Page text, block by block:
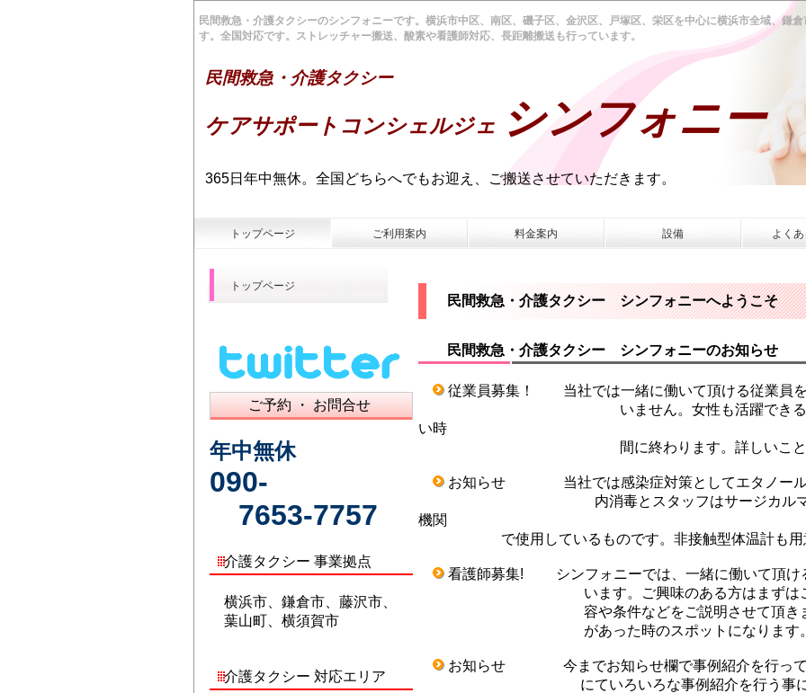
民間救急・介護タクシーのシンフォニーです。横浜市中区、南区、磯子区、金沢区、戸塚区、栄区を中心に横浜市全域、鎌
す。全国対応です。ストレッチャー搬送、酸素や看護師対応、長距離搬送も行っています。
民間救急・介護タクシー
ケアサポートコンシェルジェ シンフォニー
365日年中無休。全国どちらへでもお迎え、ご搬送させていただきます。
トップページ ご利用案内 料金案内 設備 よく
民間救急・介護タクシー シンフォニーへようこそ
民間救急・介護タクシー シンフォニーのお知らせ
従業員募集！ 当社では一緒に働いて頂ける従業員
い ません。女性も活躍でき
い時
間に終わります。詳しいことは
お知らせ 当社では感染症対策としてエタノール
内消毒とスタッフはサージカルマスクを
機関
で使用しているものです。非接触型体温計も用
看護師募集! シンフォニーでは、一緒に働いて頂け
います。ご興味のある方はまずはご連絡
容や条件などをご説明させて頂きます。
があった時のスポットになります
お知らせ 今までお知らせ欄で事例紹介を行って
にていろいろな事例紹介を行う事になり
トップページ
ご予約 ・ お問合せ
年中無休
090-
7653-7757
介護タクシー 事業拠点
横浜市、鎌倉市、藤沢市、
葉山町、横須賀市
介護タクシー 対応エリア